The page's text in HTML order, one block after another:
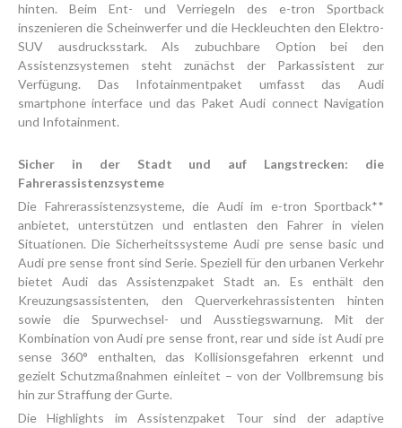
hinten. Beim Ent- und Verriegeln des e-tron Sportback
inszenieren die Scheinwerfer und die Heckleuchten den Elektro-
SUV ausdrucksstark. Als zubuchbare Option bei den
Assistenzsystemen steht zunächst der Parkassistent zur
Verfügung. Das Infotainmentpaket umfasst das Audi
smartphone interface und das Paket Audi connect Navigation
und Infotainment.
Sicher in der Stadt und auf Langstrecken: die
Fahrerassistenzsysteme
Die Fahrerassistenzsysteme, die Audi im e-tron Sportback**
anbietet, unterstützen und entlasten den Fahrer in vielen
Situationen. Die Sicherheitssysteme Audi pre sense basic und
Audi pre sense front sind Serie. Speziell für den urbanen Verkehr
bietet Audi das Assistenzpaket Stadt an. Es enthält den
Kreuzungsassistenten, den Querverkehrassistenten hinten
sowie die Spurwechsel- und Ausstiegswarnung. Mit der
Kombination von Audi pre sense front, rear und side ist Audi pre
sense 360° enthalten, das Kollisionsgefahren erkennt und
gezielt Schutzmaßnahmen einleitet – von der Vollbremsung bis
hin zur Straffung der Gurte.
Die Highlights im Assistenzpaket Tour sind der adaptive